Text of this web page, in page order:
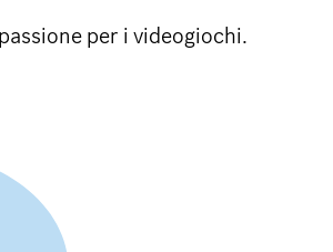
per i videogiochi.